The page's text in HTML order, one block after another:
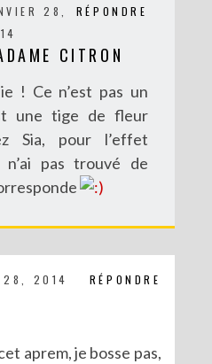
DES FÊTES RÉUSSIES – CONCOURS
RÉPONDRE
28,
CITRON
! Ce n’est pas un
une tige de fleur
Sia, pour l’effet
n’ai pas trouvé de
RÉPONDRE
28, 2014
aprem, je bosse pas,